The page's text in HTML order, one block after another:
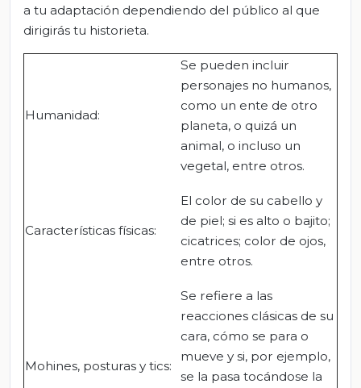
a tu adaptación dependiendo del público al que
dirigirás tu historieta.
Humanidad:
Se pueden incluir
personajes no humanos,
como un ente de otro
planeta, o quizá un
animal, o incluso un
vegetal, entre otros.
Características físicas:
El color de su cabello y
de piel; si es alto o bajito;
cicatrices; color de ojos,
entre otros.
Mohines, posturas y tics:
Se refiere a las
reacciones clásicas de su
cara, cómo se para o
mueve y si, por ejemplo,
se la pasa tocándose la